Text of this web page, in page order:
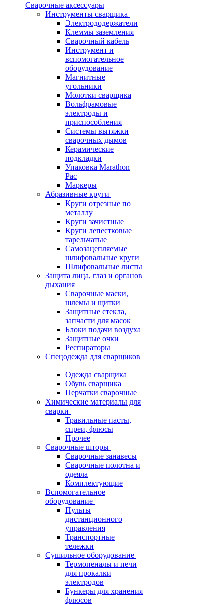
Сварочные аксессуары
Инструменты сварщика
Электрододержатели
Клеммы заземления
Сварочный кабель
Инструмент и
вспомогательное
оборудование
Магнитные
угольники
Молотки сварщика
Вольфрамовые
электроды и
приспособления
Системы вытяжки
сварочных дымов
Керамические
подкладки
Упаковка Marathon
Pac
Маркеры
Абразивные круги
Круги отрезные по
металлу
Круги зачистные
Круги лепестковые
тарельчатые
Самозацепляемые
шлифовальные круги
Шлифовальные листы
Защита лица, глаз и органов
дыхания
Сварочные маски,
шлемы и щитки
Защитные стекла,
запчасти для масок
Блоки подачи воздуха
Защитные очки
Респираторы
Спецодежда для сварщиков
Одежда сварщика
Обувь сварщика
Перчатки сварочные
Химические материалы для
сварки
Травильные пасты,
спреи, флюсы
Прочее
Сварочные шторы
Сварочные занавесы
Сварочные полотна и
одеяла
Комплектующие
Вспомогательное
оборудование
Пульты
дистанционного
управления
Транспортные
тележки
Сушильное оборудование
Термопеналы и печи
для прокалки
электродов
Бункеры для хранения
флюсов